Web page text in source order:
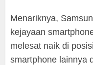
Menariknya,
kejayaan
melesat naik di
smartphone lainnya